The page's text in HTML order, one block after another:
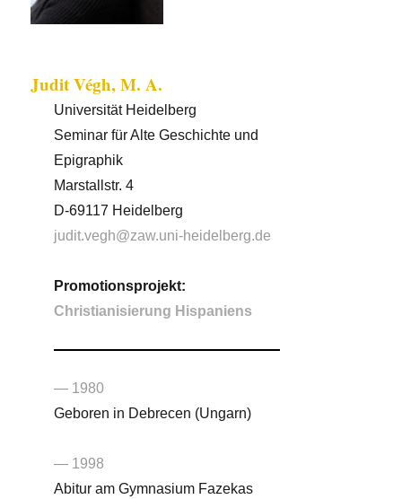
Judit Végh, M. A.
Universität Heidelberg
Seminar für Alte Geschichte und
Epigraphik
Marstallstr. 4
D-69117 Heidelberg
judit.vegh@zaw.uni-heidelberg.de
Promotionsprojekt:
Christianisierung Hispaniens
— 1980
Geboren in Debrecen (Ungarn)
— 1998
Abitur am Gymnasium Fazekas